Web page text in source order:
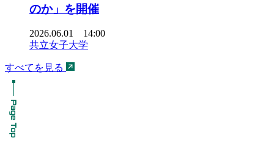
のか」を開催
2026.06.01 14:00
共立女子大学
すべてを見る